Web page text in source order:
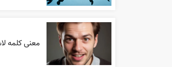
معنی کلمه